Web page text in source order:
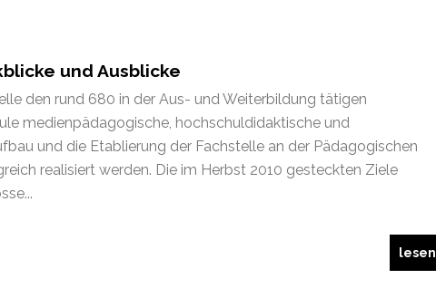
und Ausblicke
den rund 680 in der Aus- und Weiterbildung tätigen
medienpädagogische, hochschuldidaktische und
und die Etablierung der Fachstelle an der Pädagogischen
realisiert werden. Die im Herbst 2010 gesteckten Ziele
lesen